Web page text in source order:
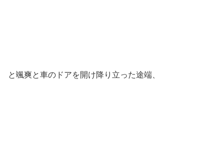
と颯爽と車のドアを開け降り立った途端、